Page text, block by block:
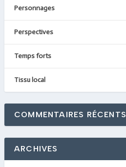
Personnages
Perspectives
Temps forts
Tissu local
COMMENTAIRES RÉCENTS
ARCHIVES